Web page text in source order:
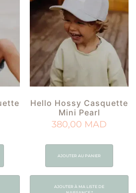
Hello Hossy Casquette
Mini Pearl
380,00 MAD
AJOUTER AU PANIER
AJOUTER À MA LISTE DE